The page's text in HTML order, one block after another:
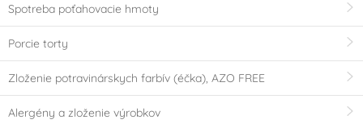
Spotreba poťahovacie hmoty
Porcie torty
Zloženie potravinárskych farbív (éčka), AZO FREE
Alergény a zloženie výrobkov